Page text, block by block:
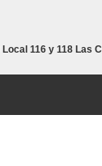
116 y 118 Las